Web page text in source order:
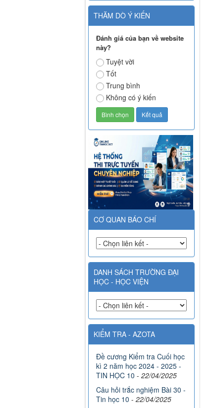
THĂM DÒ Ý KIẾN
Đánh giá của bạn về website
này?
Tuyệt vời
Tốt
Trung bình
Không có ý kiến
CƠ QUAN BÁO CHÍ
DANH SÁCH TRƯỜNG ĐẠI
HỌC - HỌC VIỆN
KIỂM TRA - AZOTA
Đề cương Kiểm tra Cuối học
kì 2 năm học 2024 - 2025 -
TIN HỌC 10 - 22/04/2025
Câu hỏi trắc nghiệm Bài 30 -
Tin học 10 - 22/04/2025